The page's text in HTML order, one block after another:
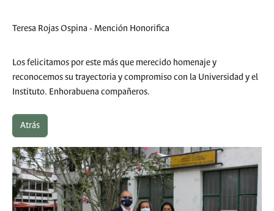
Teresa Rojas Ospina - Mención Honorifica
Los felicitamos por este más que merecido homenaje y
reconocemos su trayectoria y compromiso con la Universidad y el
Instituto. Enhorabuena compañeros.
Atrás